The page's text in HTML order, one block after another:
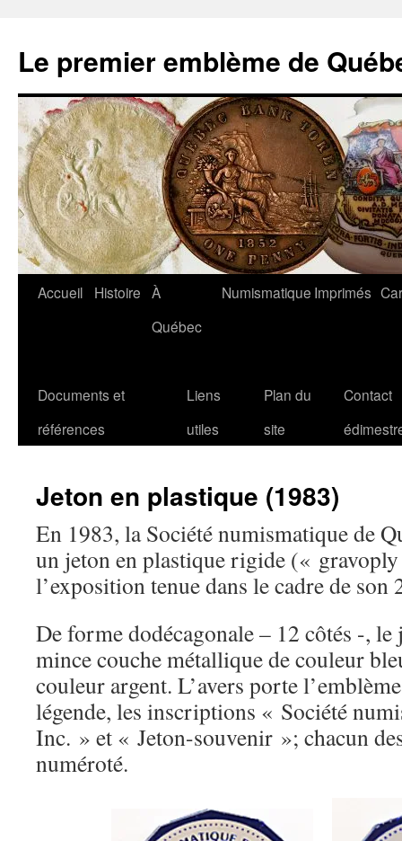
contenu
Le premier emblème de
Accueil Histoire À
Québec
Numismatique Imprimés
Documents et
références
Liens
utiles
Plan du
site
Contact
Jeton en plastique (1983)
En 1983, la Société numismatique de
un jeton en plastique rigide («
l’exposition tenue dans le cadre de son
De forme dodécagonale – 12 côtés -, le
mince couche métallique de couleur
couleur argent. L’avers porte
légende, les inscriptions « Société
Inc. » et « Jeton-souvenir »; chacun
numéroté.